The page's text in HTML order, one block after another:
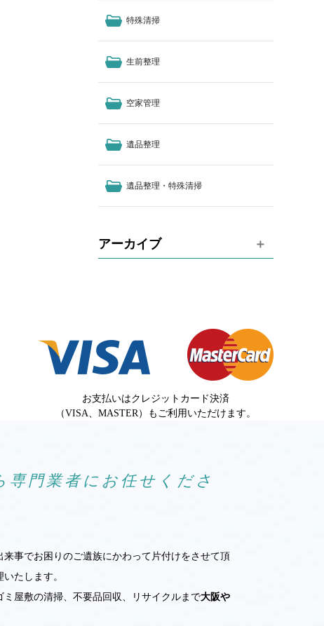
特殊清掃
生前整理
空家管理
遺品整理
遺品整理・特殊清掃
アーカイブ
お支払いはクレジットカード決済
（VISA、MASTER）もご利用いただけます。
専門業者にお任せくださ
事でお困りのご遺族にかわって片付けをさせて頂
たします。
屋敷の清掃、不要品回収、リサイクルまで大阪や